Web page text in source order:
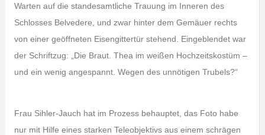
Warten auf die standesamtliche Trauung im Inneren des
Schlosses Belvedere, und zwar hinter dem Gemäuer rechts
von einer geöffneten Eisengittertür stehend. Eingeblendet war
der Schriftzug: „Die Braut. Thea im weißen Hochzeitskostüm –
und ein wenig angespannt. Wegen des unnötigen Trubels?“
Frau Sihler-Jauch hat im Prozess behauptet, das Foto habe
nur mit Hilfe eines starken Teleobjektivs aus einem schrägen